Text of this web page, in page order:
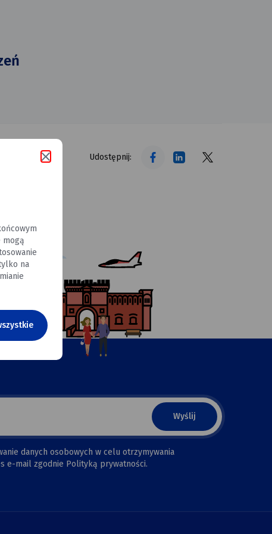
Udostępnij:
danych osobowych w celu otrzymywania
e-mail zgodnie Polityką prywatności.
mogą
na